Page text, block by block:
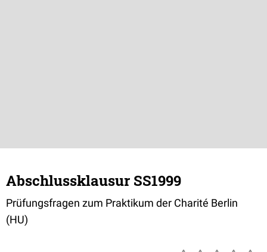
Abschlussklausur SS1999
Prüfungsfragen zum Praktikum der Charité Berlin
(HU)